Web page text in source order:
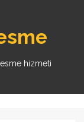
hizmeti